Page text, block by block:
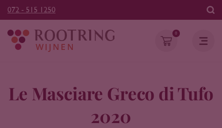
072 - 515 1250
0
Le Masciare Greco di Tufo
2020